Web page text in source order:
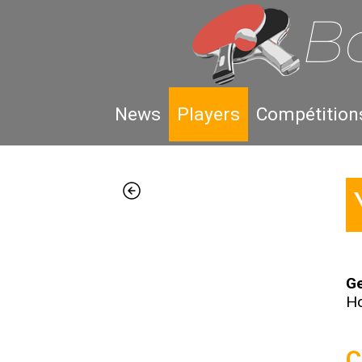
News Players